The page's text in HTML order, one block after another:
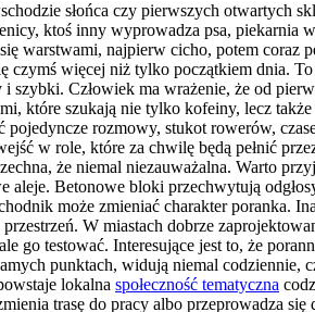
słońca czy pierwszych otwartych
ktoś inny wyprowadza psa, piekarnia
warstwami, najpierw cicho, potem coraz
czymś więcej niż tylko początkiem dnia.
Człowiek ma wrażenie, że od
które szukają nie tylko kofeiny, lecz
pojedyncze rozmowy, stukot rowerów,
w role, które za chwilę będą pełnić
że niemal niezauważalna. Warto
aleje. Betonowe bloki przechwytują
może zmieniać charakter poranka.
W miastach dobrze
go testować. Interesujące jest to, że
punktach, widują niemal codziennie,
lokalna społeczność tematyczna
trasę do pracy albo przeprowadza